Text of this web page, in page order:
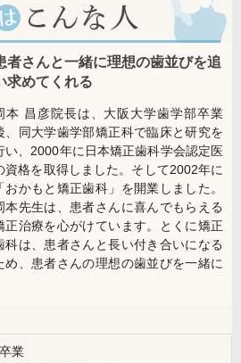
者さんと一緒に理想の歯並びを追
求めてくれる
本 昌彦院長は、大阪大学歯学部卒業
、同大学歯学部矯正科で臨床と研究を
い、2000年に日本矯正歯科学会認定医
資格を取得しました。そして2002年に
「おかもと矯正歯科」を開業しました。
本先生は、患者さんに喜んでもらえる
正治療を心がけています。とくに矯正
科は、患者さんと長い付き合いになる
め、患者さんの理想の歯並びを一緒に
業